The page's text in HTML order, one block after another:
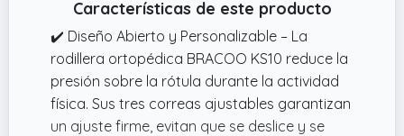
también facilita su colocación y retiro.
✔️ Prioridad en la Experiencia del Cliente:
Valoramos la calidad y el servicio de
nuestras cinta rotuliana, ofreciendo una
garantía de hasta 24 meses. Si tienes alguna
pregunta o problema, no dudes en
Características de este producto
✔️ Diseño Abierto y Personalizable – La
rodillera ortopédica BRACOO KS10 reduce la
presión sobre la rótula durante la actividad
física. Sus tres correas ajustables garantizan
un ajuste firme, evitan que se deslice y se